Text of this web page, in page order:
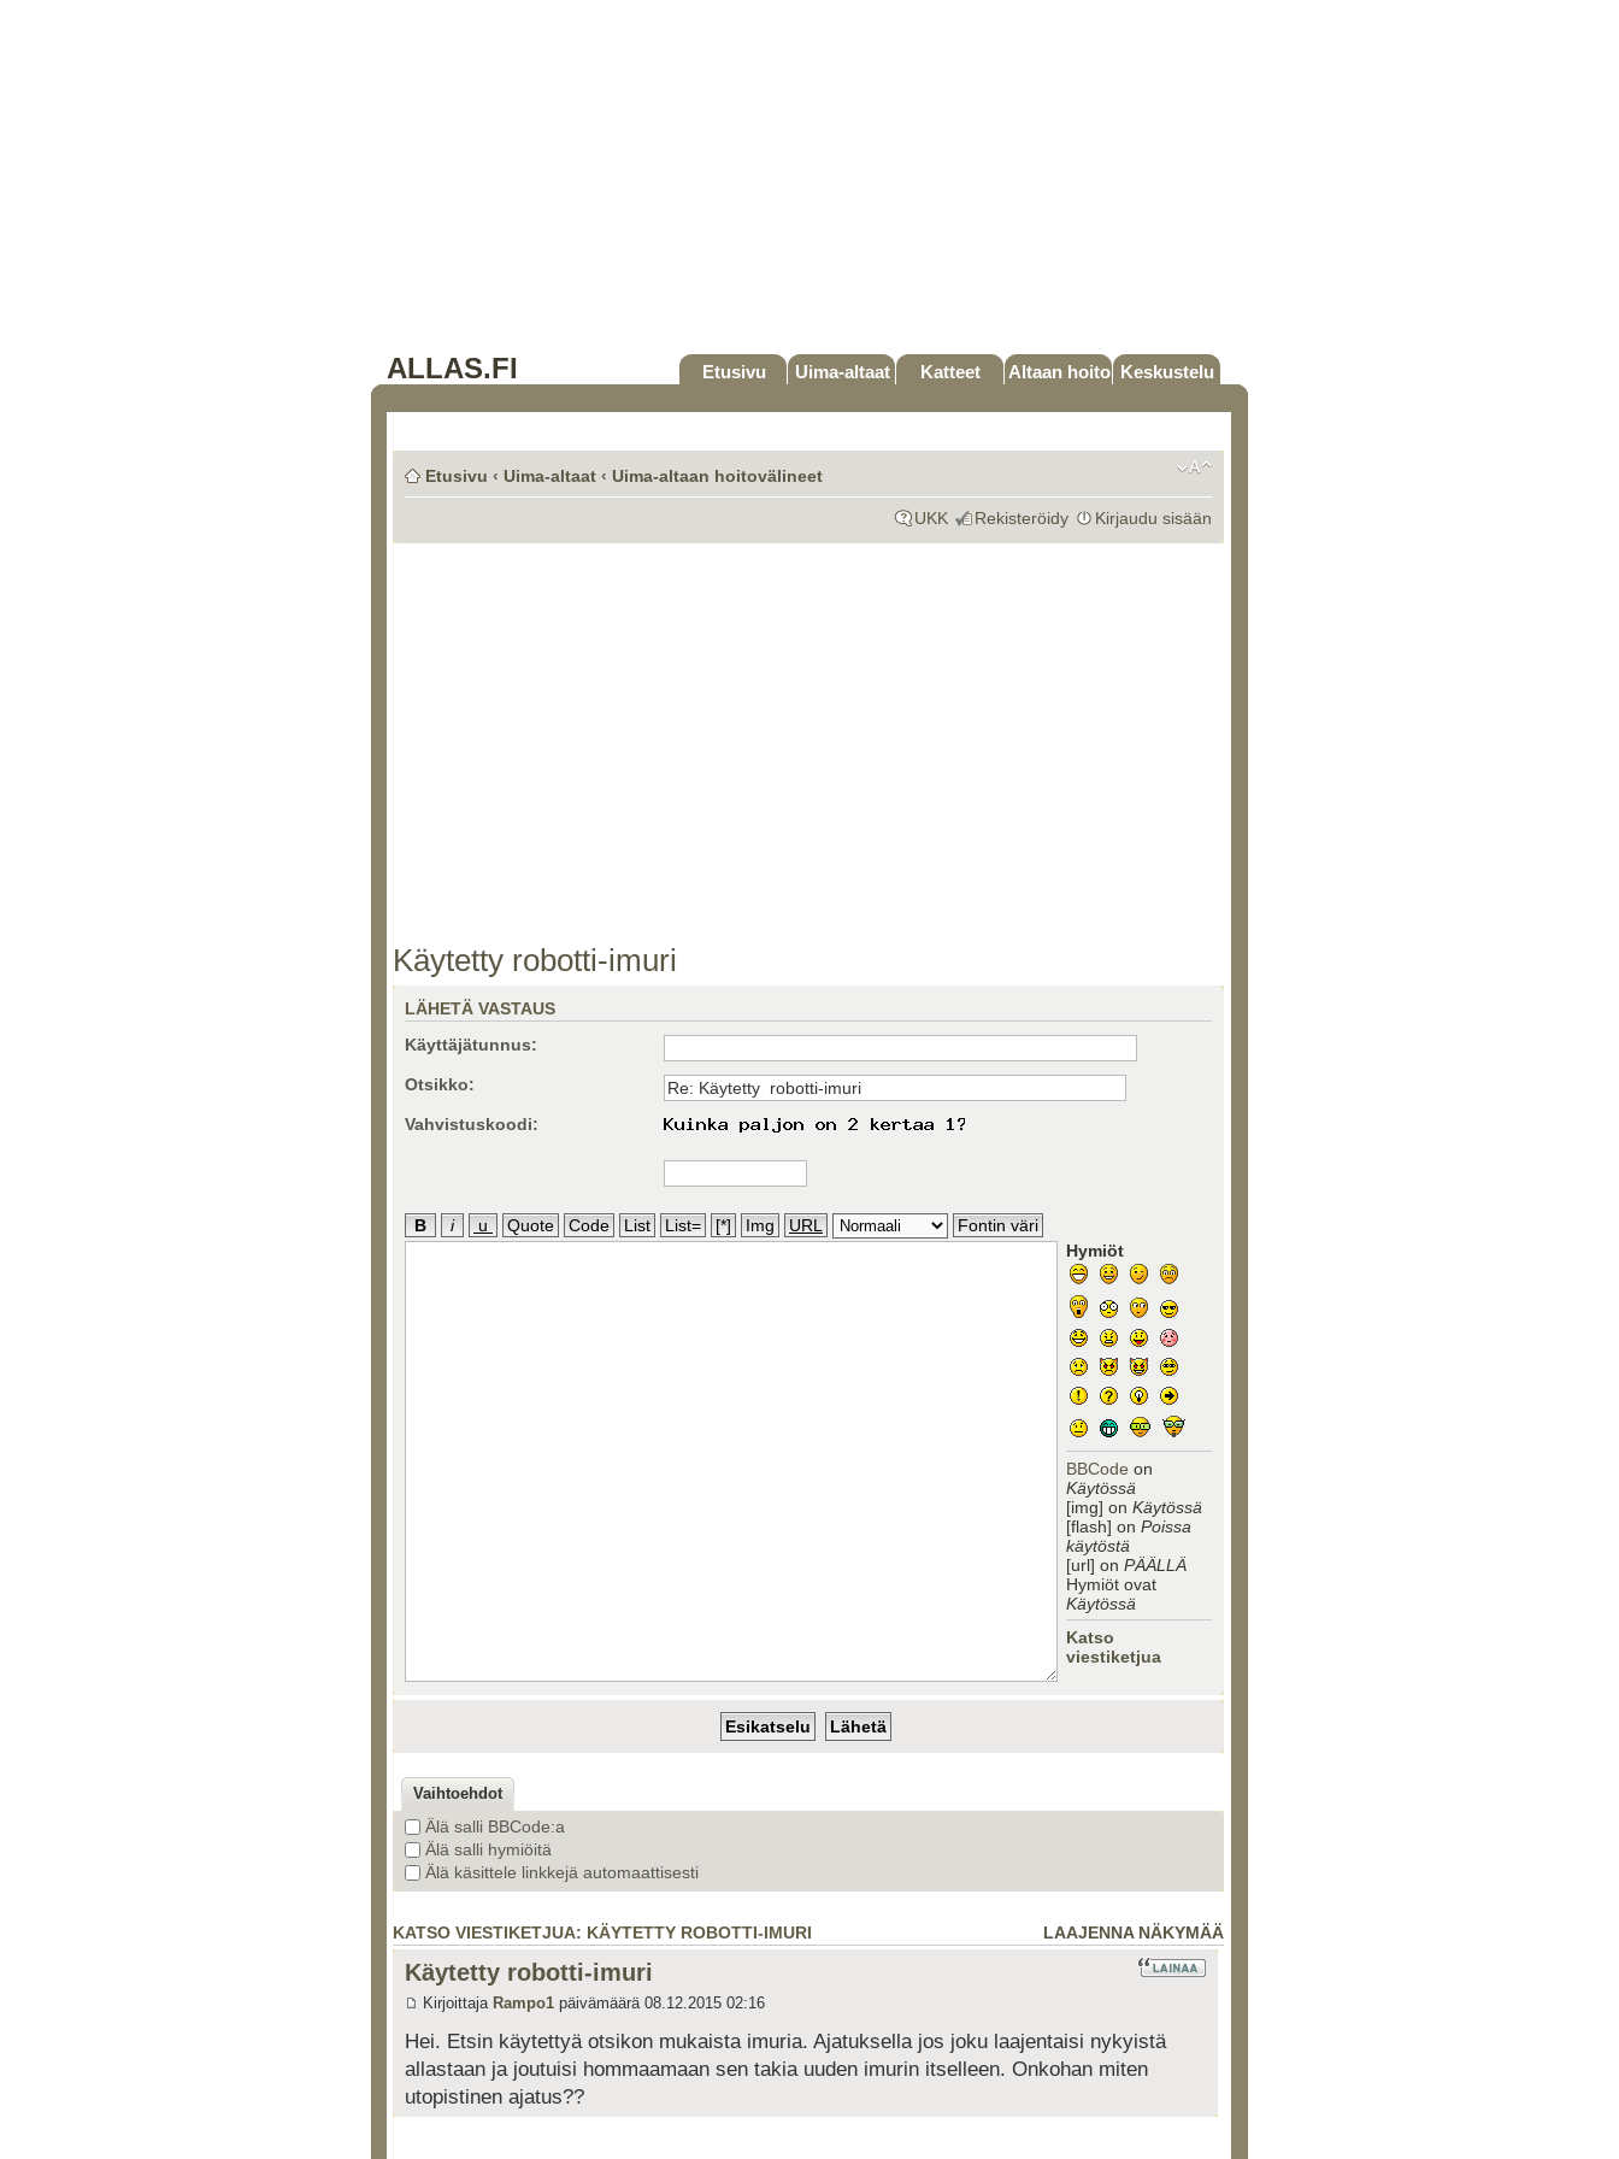
ALLAS.FI Etusivu Uima-altaat Katteet Altaan hoito Keskustelu
Etusivu ‹ Uima-altaat ‹ Uima-altaan hoitovälineet
UKK Rekisteröidy Kirjaudu sisään
Käytetty robotti-imuri
LÄHETÄ VASTAUS
Käyttäjätunnus:
Otsikko:
Vahvistuskoodi:
Hymiöt
BBCode on
Käytössä
[img] onKäytössä
[flash] onPoissa
käytöstä
[url] onPÄÄLLÄ
Hymiöt ovat
Käytössä
Katso
viestiketjua
Vaihtoehdot
Älä salli BBCode:a
Älä salli hymiöitä
Älä käsittele linkkejä automaattisesti
LAAJENNA NÄKYMÄÄ
KATSO VIESTIKETJUA: KÄYTETTY ROBOTTI-IMURI
Käytetty robotti-imuri
Kirjoittaja Rampo1 päivämäärä 08.12.2015 02:16
Hei. Etsin käytettyä otsikon mukaista imuria. Ajatuksella jos joku laajentaisi nykyistä
allastaan ja joutuisi hommaamaan sen takia uuden imurin itselleen. Onkohan miten
utopistinen ajatus??